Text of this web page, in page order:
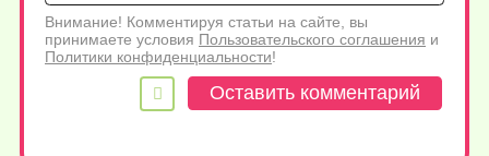
Внимание! Комментируя статьи на сайте, вы
принимаете условия Пользовательского соглашения и
Политики конфиденциальности!